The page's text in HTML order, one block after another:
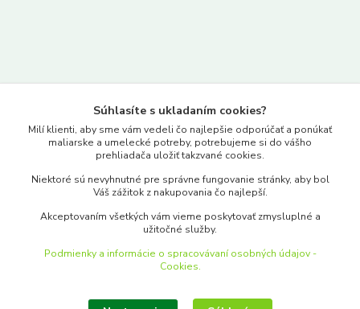
www.merkantil.sk
Pondelok-Piatok: 9.00-17.00hod.
objednavky@merkantil-obchod.sk
Súhlasíte s ukladaním cookies?
Milí klienti, aby sme vám vedeli čo najlepšie odporúčať a ponúkať
maliarske a umelecké potreby, potrebujeme si do vášho
prehliadača uložiť takzvané cookies.
Niektoré sú nevyhnutné pre správne fungovanie stránky, aby bol
Váš zážitok z nakupovania čo najlepší.
Akceptovaním všetkých vám vieme poskytovať zmysluplné a
užitočné služby.
Podmienky a informácie o spracovávaní osobných údajov -
Cookies.